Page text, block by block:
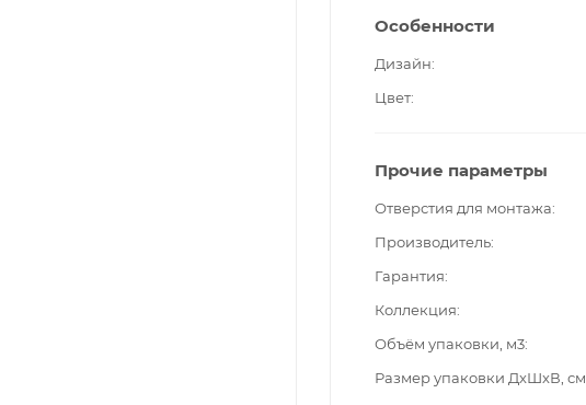
Особенности
Дизайн
Цвет
Прочие параметры
Отверстия для монтажа
Производитель
Гарантия
Коллекция
Объём упаковки, м3
Размер упаковки ДxШxВ, см